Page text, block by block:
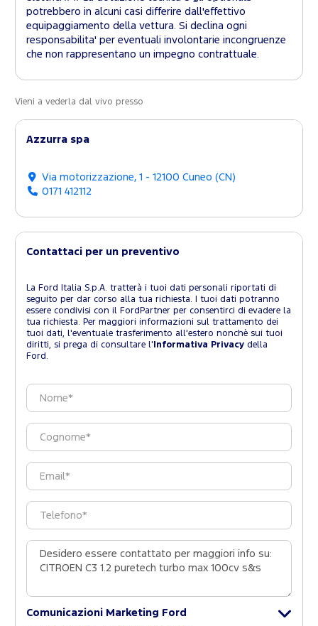
potrebbero in alcuni casi differire dall'effettivo
equipaggiamento della vettura. Si declina ogni
responsabilita' per eventuali involontarie incongruenze
che non rappresentano un impegno contrattuale.
Vieni a vederla dal vivo presso
Azzurra spa
Via motorizzazione, 1 - 12100 Cuneo (CN)
0171 412112
Contattaci per un preventivo
La Ford Italia S.p.A. tratterà i tuoi dati personali riportati di
seguito per dar corso alla tua richiesta. I tuoi dati potranno
essere condivisi con il FordPartner per consentirci di evadere la
tua richiesta. Per maggiori informazioni sul trattamento dei
tuoi dati, l'eventuale trasferimento all'estero nonchè sui tuoi
diritti, si prega di consultare l' Informativa Privacy della
Ford.
Comunicazioni Marketing Ford